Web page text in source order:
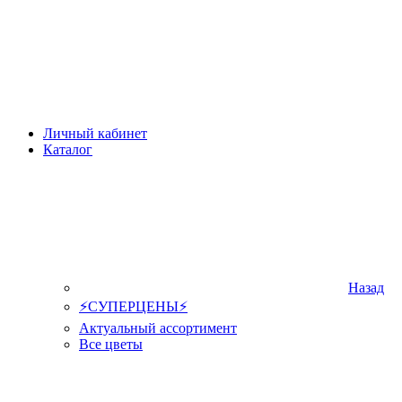
Личный кабинет
Каталог
Назад
⚡СУПЕРЦЕНЫ⚡
Актуальный ассортимент
Все цветы